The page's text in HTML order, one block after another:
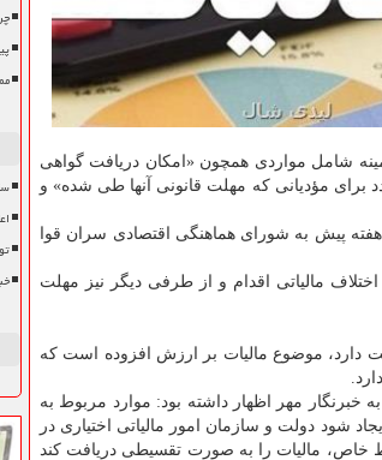
شامل مواردی همچون «امكان دریافت گواهی
مؤدیانی كه مهلت قانونی آنها طی شده» و
هفته پیش به شورای هماهنگی اقتصادی سران قوا
مالیاتی اقدام و از طرفی دیگر نیز مهلت
دارد، موضوع مالیات بر ارزش افزوده است كه
مهر اظهار داشته بود: موارد مربوط به
شود دولت و سازمان امور مالیاتی اختیاری در
خاص، مالیات را به صورت تقسیطی دریافت كند